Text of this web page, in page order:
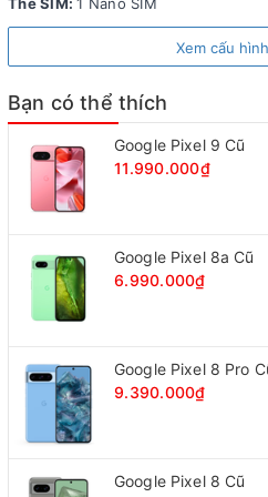
bởi chìa khóa.
Thiết kế có phần hơi "dị" so với
Nút nguồn và phím tăng giảm
Thẻ SIM:1 Nano SIM
Xem cấu
Bạn có thể thích
Google Pixel 9 Cũ
11.990.000₫
Google Pixel 8a Cũ
6.990.000₫
Google Pixel 8 Pro
9.390.000₫
Google Pixel 8 Cũ